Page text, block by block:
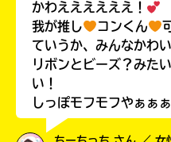
かわええええええ！
我が推し
コンくん
ていうか、みんなかわい
リボンとビーズ？みた
い！
しっぽモフモフやぁぁぁ